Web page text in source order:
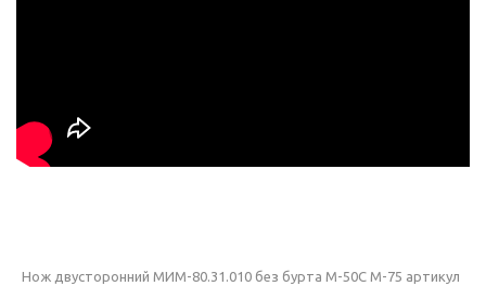
Нож двусторонний МИМ-80.31.010 без бурта М-50С М-75 артикул